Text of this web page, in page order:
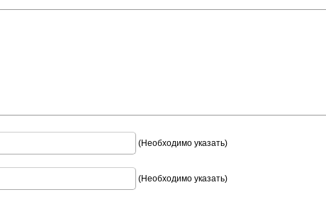
(Необходимо указать)
(Необходимо указать)